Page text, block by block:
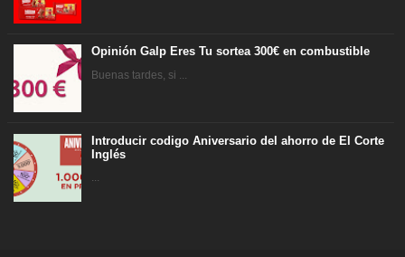
Opinión Galp Eres Tu sortea 300€ en combustible
Buenas tardes, si ...
Introducir codigo Aniversario del ahorro de El Corte
Inglés
...